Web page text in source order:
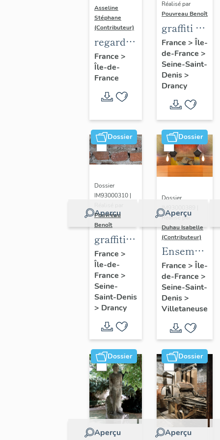
Asseline
Stéphane
(Contributeur)
regard
photographique
sur les
paysages
de la
de
France.
France >
Île-de-
France
Réalisé par
Pouvreau Benoît
graffiti de
chambrée
sur
revers de
façade
France > Île-
de-France >
Seine-Saint-
Denis>
Drancy
Dossier
Aperçu
Dossier
IM93000310 |
Pouvreau
Benoît
graffiti
sur murs
et
charpentes
des
"caves-
prisons
France >
Île-de-
France >
Seine-
Saint-Denis
> Drancy
Dossier
Aperçu
Dossier
IM93000389 |
Réalisé par
Duhau Isabelle
(Contributeur)
Ensemble
de deux
décors
France > Île-
de-France >
Seine-Saint-
Denis>
Villetaneuse
Dossier
Aperçu
Dossier
Aperçu